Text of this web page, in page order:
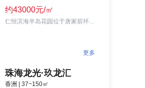
约43000元/㎡
仁恒滨海半岛花园位于唐家前环片区，主推248-305㎡四房。
更多
珠海龙光·玖龙汇
香洲 | 37~150㎡